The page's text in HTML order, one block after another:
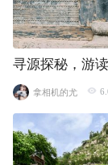
寻源探秘，游
拿相机的尤